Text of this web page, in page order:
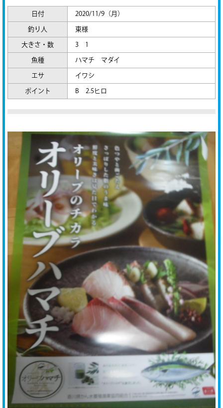
日付 2020/11/9（月）
釣り人 東様
大きさ・数 3 1
魚種 ハマチ マダイ
エサ イワシ
ポイント B 2.5ヒロ